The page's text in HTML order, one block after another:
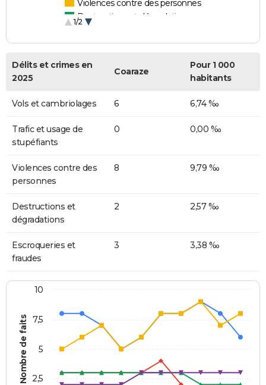
Violences contre des personnes
Destructions et dégradations
1/2
Délits et crimes en
2025
Coaraze
Pour 1 000
habitants
Vols et cambriolages 6 6,74 ‰
Trafic et usage de
stupéfiants
0 0,00 ‰
Violences contre des
personnes
8 9,79 ‰
Destructions et
dégradations
2 2,57 ‰
Escroqueries et
fraudes
3 3,38 ‰
Nombre de faits 2,5
5
7,5
10